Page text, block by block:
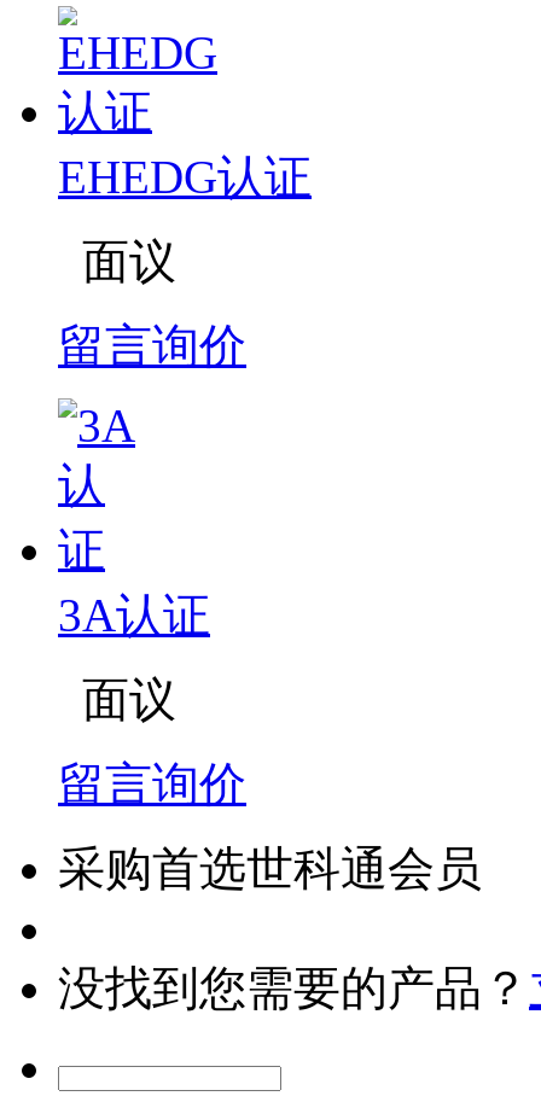
EHEDG认证
面议
留言询价
3A认证
面议
留言询价
采购首选世科通会员
没找到您需要的产品？